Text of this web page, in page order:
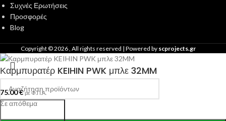
Συχνές Ερωτήσεις
Προσφορές
Blog
Copyright ©2026, All rights reserved | Powered by scprojects.gr
Καρμπυρατέρ KEIHIN PWK μπλε 32MM
75.00€ με Φ.Π.Α.
Σε απόθεμα